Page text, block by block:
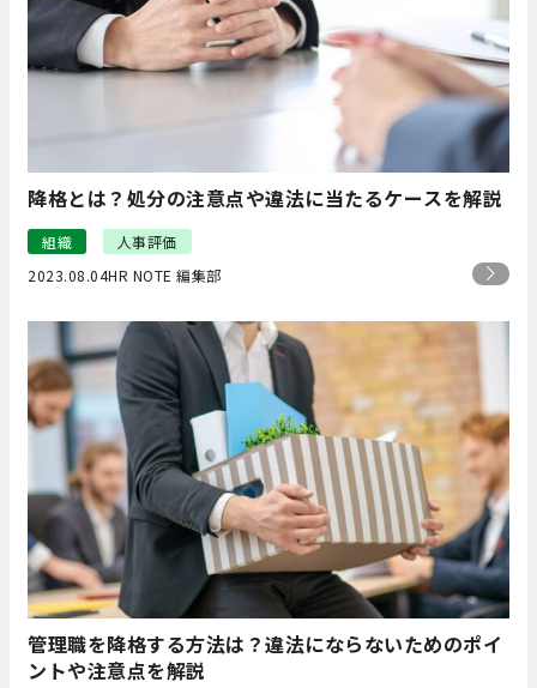
降格とは？処分の注意点や違法に当たるケースを解説
組織
人事評価
2023.08.04HR NOTE 編集部
管理職を降格する方法は？違法にならないためのポイ
ントや注意点を解説